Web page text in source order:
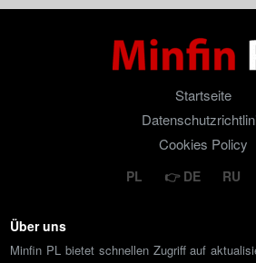
Startseite
Cookies Policy
PL DE RU
Über uns
Minfin PL bietet schnellen Zugriff auf